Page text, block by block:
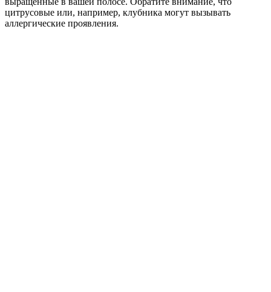
цитрусовые или, например, клубника могут вызывать
аллергические проявления.